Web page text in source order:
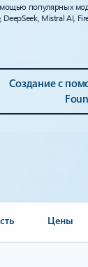
популярных
Mistral AI,
Создание с
Цены